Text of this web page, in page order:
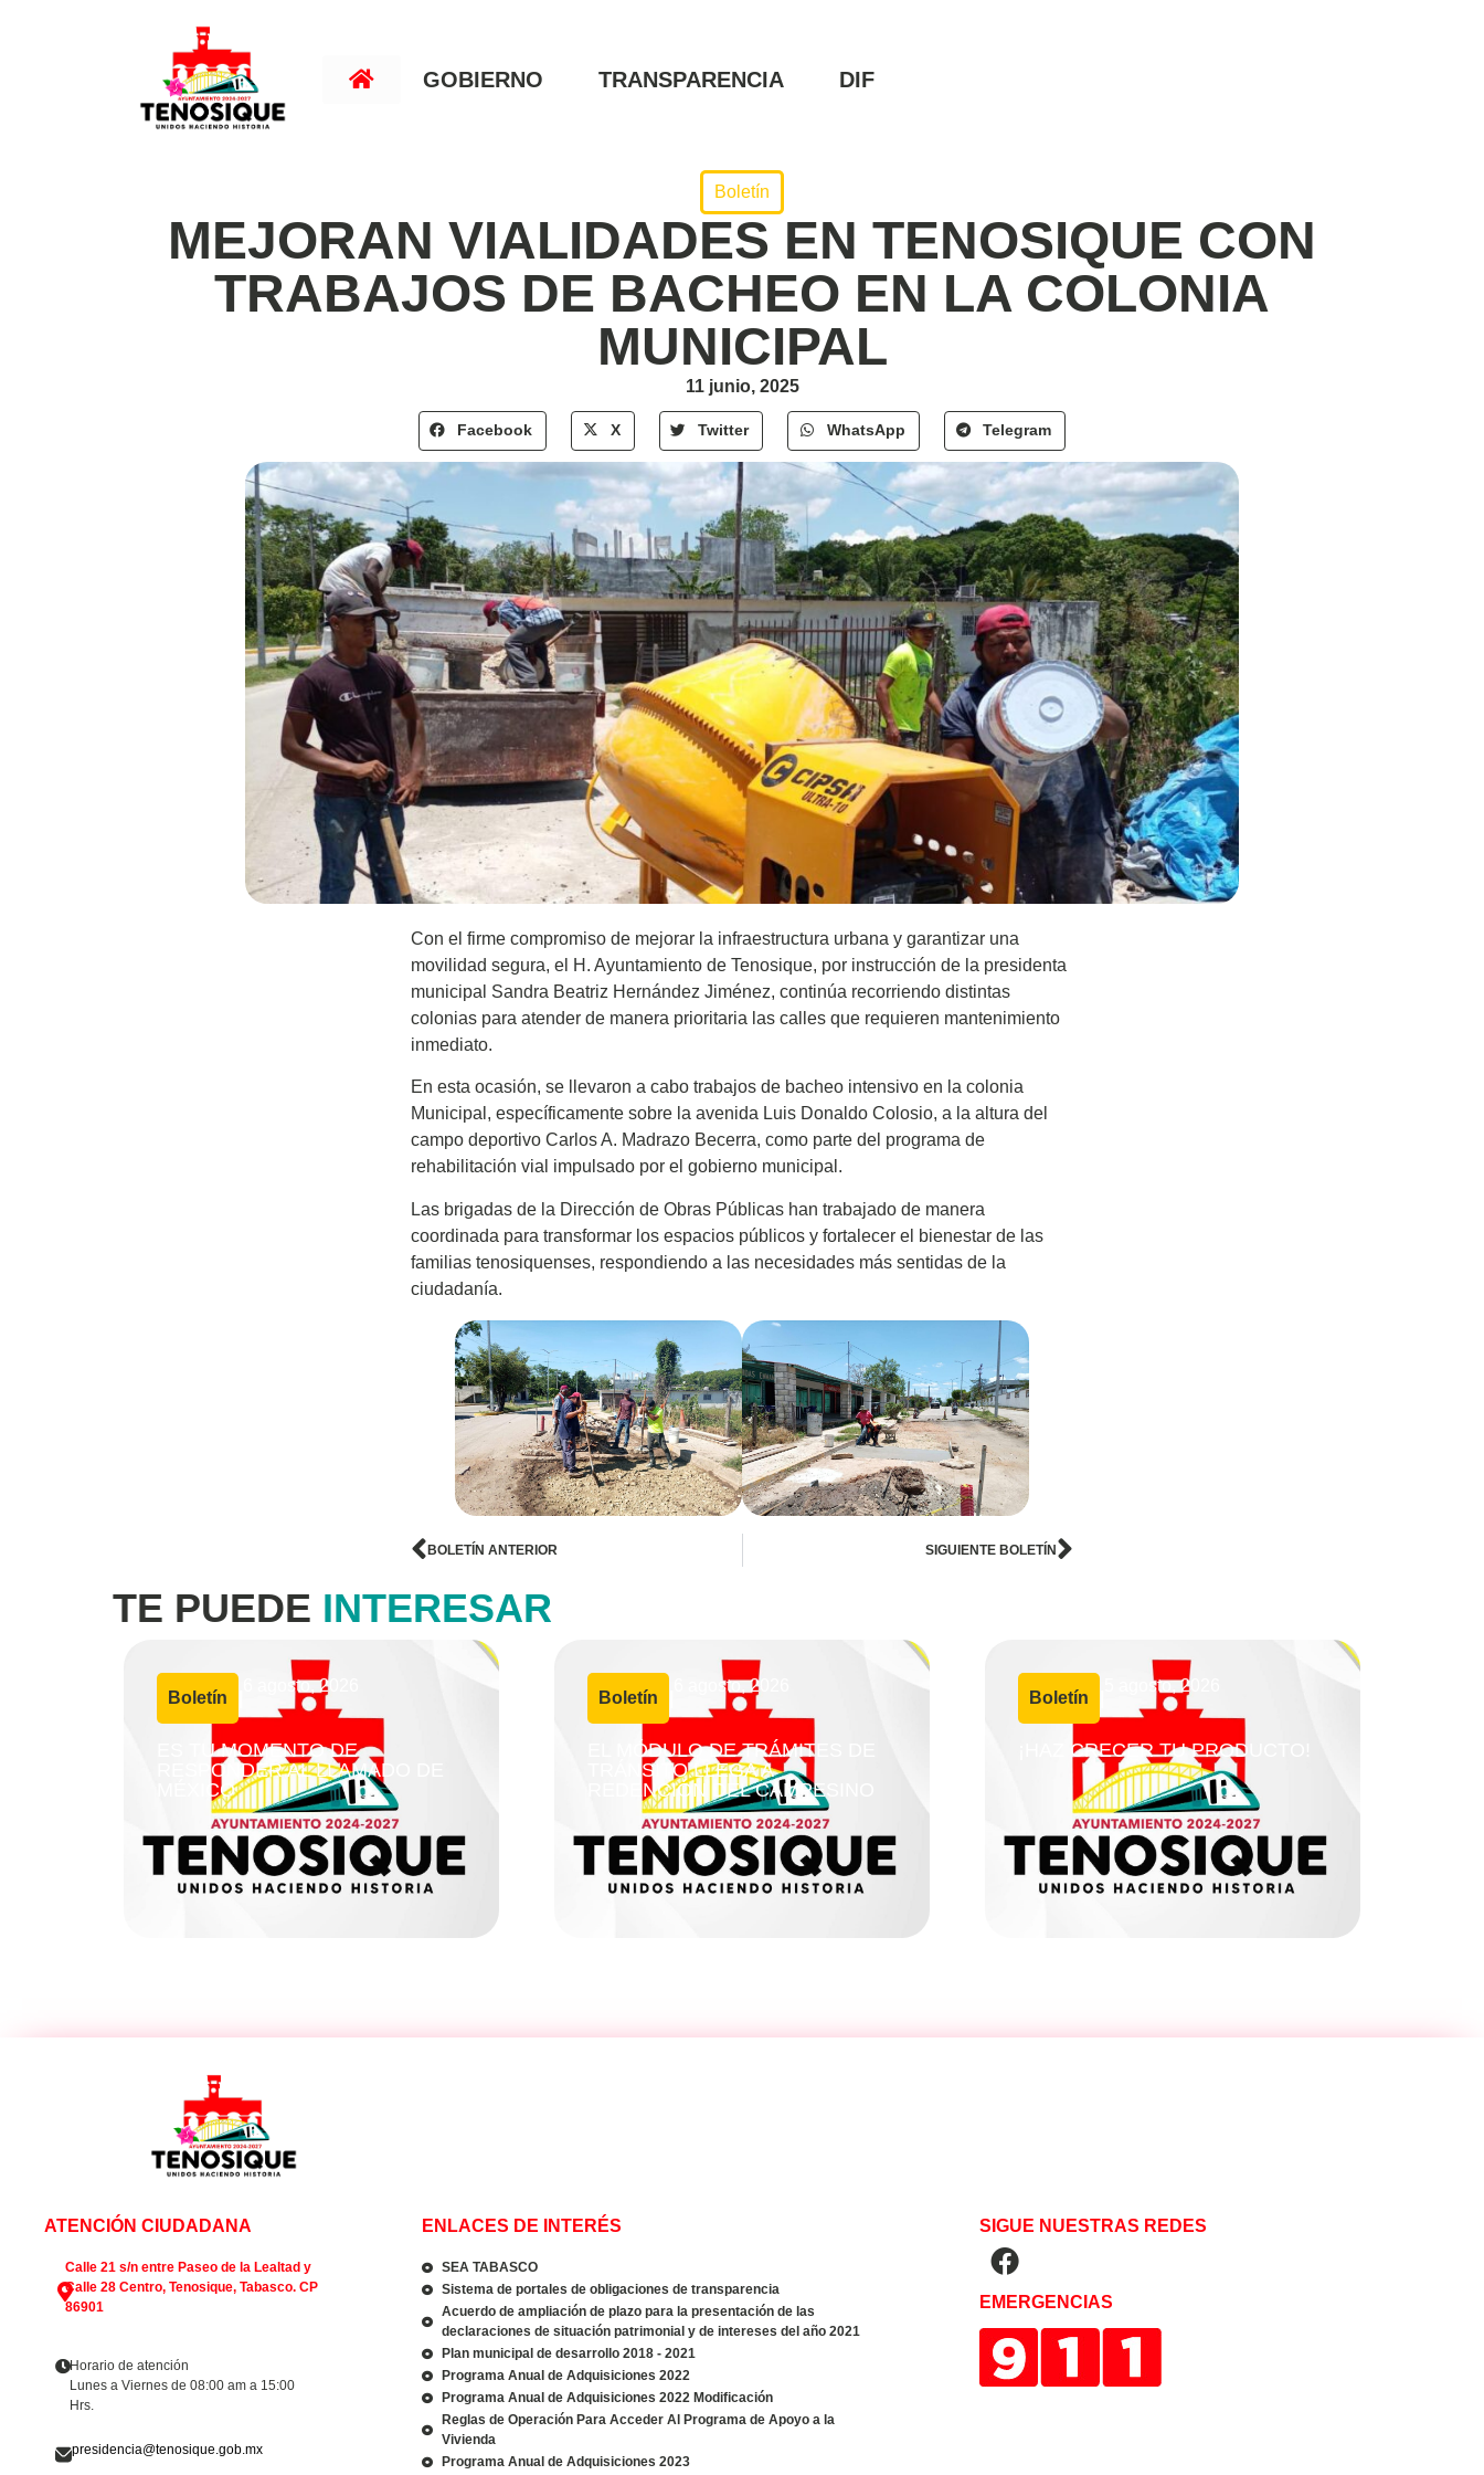
GOBIERNO TRANSPARENCIA DIF
Boletín
MEJORAN VIALIDADES EN TENOSIQUE CON
TRABAJOS DE BACHEO EN LA COLONIA
MUNICIPAL
11 junio, 2025
Facebook X Twitter WhatsApp Telegram
Con el firme compromiso de mejorar la infraestructura urbana y garantizar una
movilidad segura, el H. Ayuntamiento de Tenosique, por instrucción de la presidenta
municipal Sandra Beatriz Hernández Jiménez, continúa recorriendo distintas
colonias para atender de manera prioritaria las calles que requieren mantenimiento
inmediato.
En esta ocasión, se llevaron a cabo trabajos de bacheo intensivo en la colonia
Municipal, específicamente sobre la avenida Luis Donaldo Colosio, a la altura del
campo deportivo Carlos A. Madrazo Becerra, como parte del programa de
rehabilitación vial impulsado por el gobierno municipal.
Las brigadas de la Dirección de Obras Públicas han trabajado de manera
coordinada para transformar los espacios públicos y fortalecer el bienestar de las
familias tenosiquenses, respondiendo a las necesidades más sentidas de la
ciudadanía.
BOLETÍN ANTERIOR SIGUIENTE BOLETÍN
TE PUEDE INTERESAR
Boletín
6 agosto, 2026
ES TU MOMENTO DE
RESPONDER AL LLAMADO DE
MÉXICO
Boletín
6 agosto, 2026
EL MÓDULO DE TRÁMITES DE
TRÁNSITO LLEGA A
REDENCIÓN DEL CAMPESINO
Boletín
5 agosto, 2026
¡HAZ CRECER TU PRODUCTO!
ATENCIÓN CIUDADANA
Calle 21 s/n entre Paseo de la Lealtad y
Calle 28 Centro, Tenosique, Tabasco. CP
86901
Horario de atención
Lunes a Viernes de 08:00 am a 15:00
Hrs.
presidencia@tenosique.gob.mx
ENLACES DE INTERÉS
SEA TABASCO
Sistema de portales de obligaciones de transparencia
Acuerdo de ampliación de plazo para la presentación de las
declaraciones de situación patrimonial y de intereses del año 2021
Plan municipal de desarrollo 2018 - 2021
Programa Anual de Adquisiciones 2022
Programa Anual de Adquisiciones 2022 Modificación
Reglas de Operación Para Acceder Al Programa de Apoyo a la
Vivienda
Programa Anual de Adquisiciones 2023
SIGUE NUESTRAS REDES
EMERGENCIAS